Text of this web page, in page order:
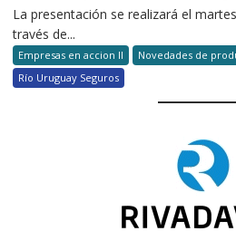
La presentación se realizará el
través de...
Empresas en accion II
Novedades de
Río Uruguay Seguros